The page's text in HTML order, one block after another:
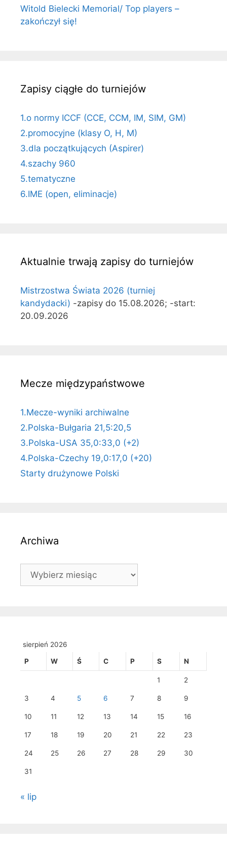
Witold Bielecki Memorial/ Top players –
zakończył się!
Zapisy ciągłe do turniejów
1.o normy ICCF (CCE, CCM, IM, SIM, GM)
2.promocyjne (klasy O, H, M)
3.dla początkujących (Aspirer)
4.szachy 960
5.tematyczne
6.IME (open, eliminacje)
Aktualnie trwają zapisy do turniejów
Mistrzostwa Świata 2026 (turniej
kandydacki) -zapisy do 15.08.2026; -start:
20.09.2026
Mecze międzypaństwowe
1.Mecze-wyniki archiwalne
2.Polska-Bułgaria 21,5:20,5
3.Polska-USA 35,0:33,0 (+2)
4.Polska-Czechy 19,0:17,0 (+20)
Starty drużynowe Polski
Archiwa
Archiwa
sierpień 2026
P W Ś C P S N
1 2
3 4 5 6 7 8 9
10 11 12 13 14 15 16
17 18 19 20 21 22 23
24 25 26 27 28 29 30
31
« lip